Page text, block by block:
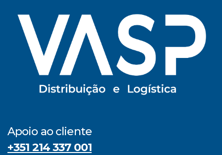
Apoio ao cliente
+351 214 337 001